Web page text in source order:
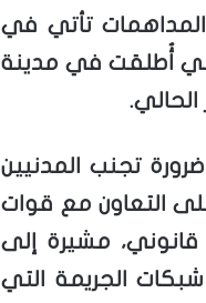
المداهمات تأتي في
أُطلقت في مدينة
تجنب المدنيين
التعاون مع قوات
قانوني، مشيرة إلى
الجريمة التي